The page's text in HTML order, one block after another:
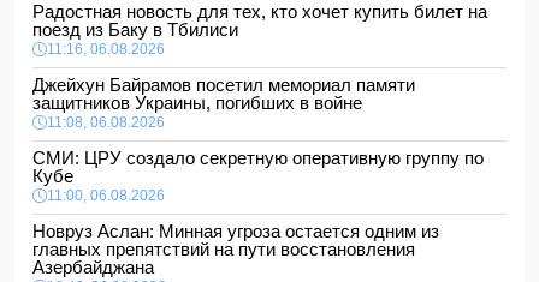
Радостная новость для тех, кто хочет купить билет на
поезд из Баку в Тбилиси
11:16, 06.08.2026
Джейхун Байрамов посетил мемориал памяти
защитников Украины, погибших в войне
11:08, 06.08.2026
СМИ: ЦРУ создало секретную оперативную группу по
Кубе
11:00, 06.08.2026
Новруз Аслан: Минная угроза остается одним из
главных препятствий на пути восстановления
Азербайджана